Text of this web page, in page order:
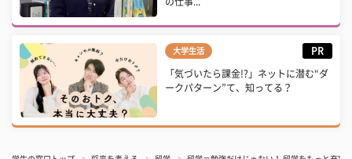
大学生活 PR
「気づいたら課金!?」ネットに潜む“ダ
ークパターン”て、知ってる？